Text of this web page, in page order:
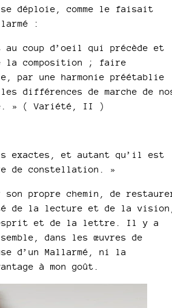
déploie, comme le faisait
:
au coup d’oeil qui précède et
la composition ; faire
par une harmonie préétablie
différences de marche de
» ( Variété, II )
exactes, et autant qu’il est
de constellation. »
propre chemin, de
de la lecture et de la vision,
et de la lettre. Il y a
dans les œuvres de
d’un Mallarmé, ni la
à mon goût.